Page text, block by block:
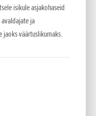
isikule asjakohaseid
ja
väärtuslikumaks.